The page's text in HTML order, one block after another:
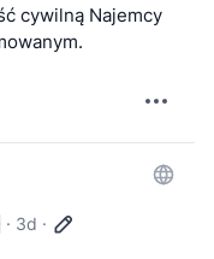
cywilną Najemcy
· 3d ·